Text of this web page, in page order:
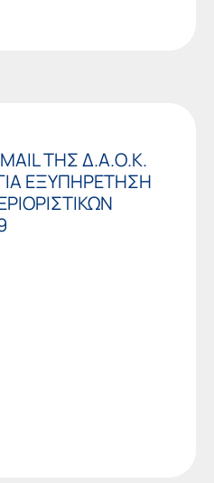
ΤΗΣ Δ.Α.Ο.Κ.
ΕΞΥΠΗΡΕΤΗΣΗ